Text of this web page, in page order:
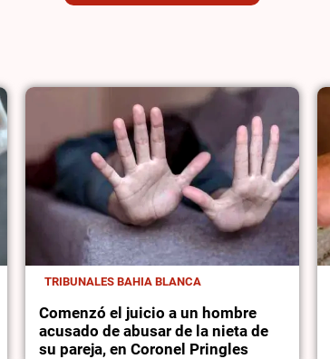
TRIBUNALES BAHIA BLANCA
Comenzó el juicio a un hombre
acusado de abusar de la nieta de
su pareja, en Coronel Pringles